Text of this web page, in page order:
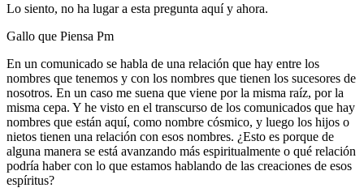
Lo siento, no ha lugar a esta pregunta aquí y ahora.
Gallo que Piensa Pm
En un comunicado se habla de una relación que hay entre los
nombres que tenemos y con los nombres que tienen los sucesores de
nosotros. En un caso me suena que viene por la misma raíz, por la
misma cepa. Y he visto en el transcurso de los comunicados que hay
nombres que están aquí, como nombre cósmico, y luego los hijos o
nietos tienen una relación con esos nombres. ¿Esto es porque de
alguna manera se está avanzando más espiritualmente o qué relación
podría haber con lo que estamos hablando de las creaciones de esos
espíritus?